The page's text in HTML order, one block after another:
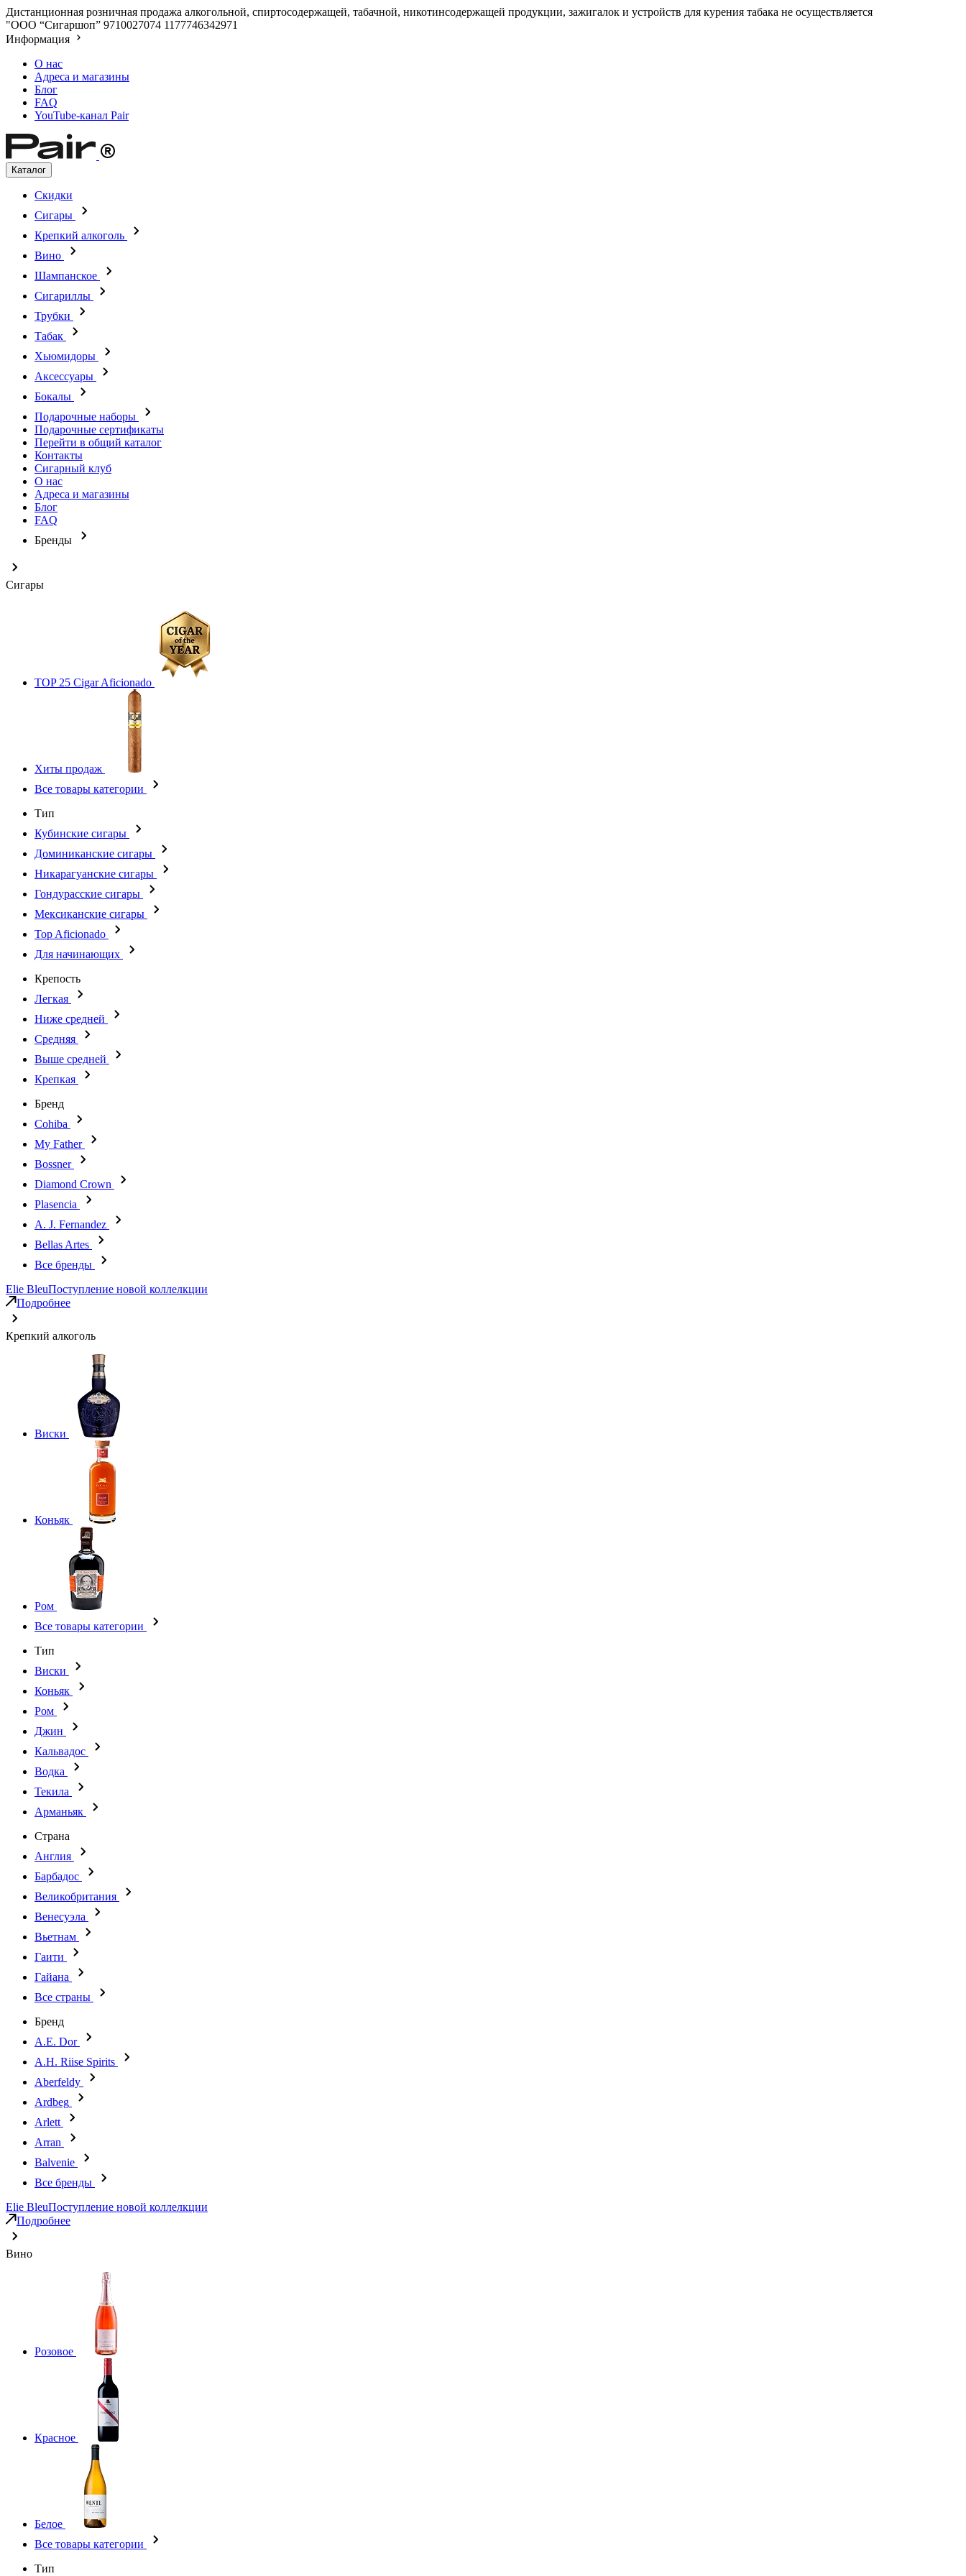
Дистанционная розничная продажа алкогольной, спиртосодержащей, табачной, никотинсодержащей продукции, зажигалок и устройств для курения табака не осуществляется
"ООО “Сигаршоп” 9710027074 1177746342971
Информация
О нас
Адреса и магазины
Блог
FAQ
YouTube-канал Pair
Каталог
Скидки
Сигары
Крепкий алкоголь
Вино
Шампанское
Сигариллы
Трубки
Табак
Хьюмидоры
Аксессуары
Бокалы
Подарочные наборы
Подарочные сертификаты
Перейти в общий каталог
Контакты
Сигарный клуб
О нас
Адреса и магазины
Блог
FAQ
Бренды
Сигары
TOP 25 Cigar Aficionado
Хиты продаж
Все товары категории
Тип
Кубинские сигары
Доминиканские сигары
Никарагуанские сигары
Гондурасские сигары
Мексиканские сигары
Top Aficionado
Для начинающих
Крепость
Легкая
Ниже средней
Средняя
Выше средней
Крепкая
Бренд
Cohiba
My Father
Bossner
Diamond Crown
Plasencia
A. J. Fernandez
Bellas Artes
Все бренды
Elie BleuПоступление новой коллелкции
Подробнее
Крепкий алкоголь
Виски
Коньяк
Ром
Все товары категории
Тип
Виски
Коньяк
Ром
Джин
Кальвадос
Водка
Текила
Арманьяк
Страна
Англия
Барбадос
Великобритания
Венесуэла
Вьетнам
Гаити
Гайана
Все страны
Бренд
A.E. Dor
A.H. Riise Spirits
Aberfeldy
Ardbeg
Arlett
Arran
Balvenie
Все бренды
Elie BleuПоступление новой коллелкции
Подробнее
Вино
Розовое
Красное
Белое
Все товары категории
Тип